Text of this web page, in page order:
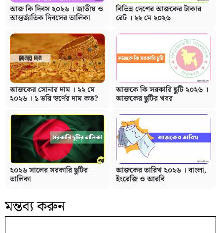
আজ কি দিবস ২০২৬ । জাতীয় ও
আন্তর্জাতিক দিবসের তালিকা
বিভিন্ন দেশের আজকের টাকার
রেট । ২২ মে ২০২৬
আজকের সোনার দাম । ২২ মে
২০২৬ । ১ ভরি স্বর্ণের দাম কত?
আজকে কি সরকারি ছুটি ২০২৬ ।
আজকের ছুটির খবর
২০২৬ সালের সরকারি ছুটির
তালিকা
আজকের তারিখ ২০২৬ । বাংলা,
ইংরেজি ও আরবি
মন্তব্য করুন
মন্তব্য